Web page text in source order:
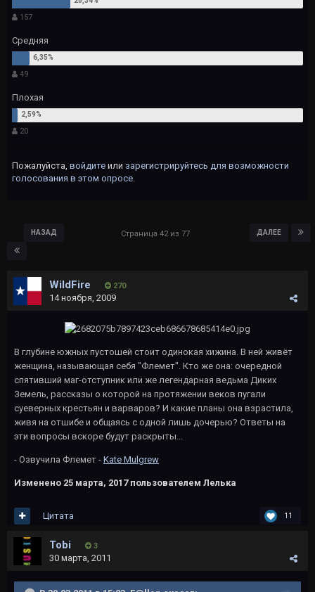
157
Средняя
49
Плохая
20
Пожалуйста, войдите или зарегистрируйтесь для возможности
голосования в этом опросе.
НАЗАД ДАЛЕЕ
Страница 42 из 77
WildFire 270
14 ноября, 2009
В глубине южных пустошей стоит одинокая хижина. В ней живёт
женщина, называющая себя "Флемет". Кто же она: очередной
спятивший маг-отступник или же легендарная ведьма Диких
Земель, рассказы о которой на протяжении веков пугали
суеверных крестьян и варваров? И какие планы она взрастила,
живя на отшибе и общаясь с одной лишь дочерью? Ответы на
эти вопросы вскоре будут раскрыты...
- Озвучила Флемет - Kate Mulgrew
Изменено 25 марта, 2017пользователем Лелька
11
Цитата
Tobi 3
30 марта, 2011